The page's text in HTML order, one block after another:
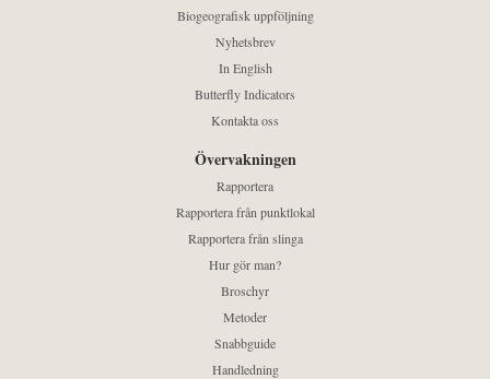
Biogeografisk uppföljning
Nyhetsbrev
In English
Butterfly Indicators
Kontakta oss
Övervakningen
Rapportera
Rapportera från punktlokal
Rapportera från slinga
Hur gör man?
Broschyr
Metoder
Snabbguide
Handledning